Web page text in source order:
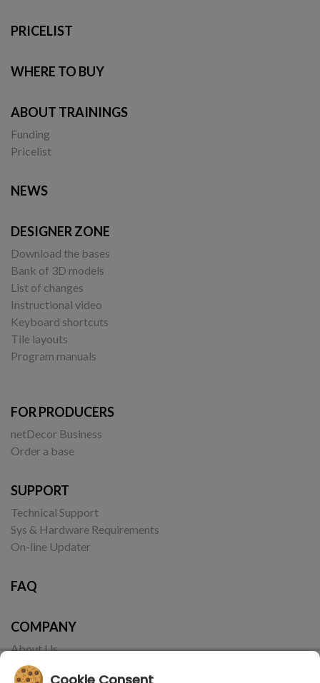
PRICELIST
WHERE TO BUY
ABOUT TRAININGS
Funding
Pricelist
NEWS
DESIGNER ZONE
Download the bases
Bank of 3D models
List of changes
Instructional video
Keyboard shortcuts
Tile layouts
Program manuals
FOR PRODUCERS
netDecor Business
Order a base
SUPPORT
Technical Support
Sys & Hardware Requirements
On-line Updater
FAQ
COMPANY
About Us
Contact
Cookie Consent